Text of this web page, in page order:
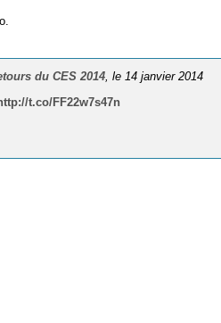
du CES 2014 , le 14 janvier 2014
t.co/FF22w7s47n